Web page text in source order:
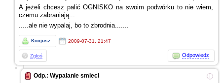
A jeżeli chcesz palić OGNISKO na swoim podwórku to nie wiem,
czemu zabraniają...
.....ale nie wypalaj, bo to zbrodnia.......
Kocjusz 2009-07-31, 21:47
Zgłoś Odpowiedz
ⓘ
Odp.: Wypalanie smieci